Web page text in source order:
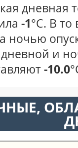
дневная
-1°С. В
ночью
дневной и
-10.0